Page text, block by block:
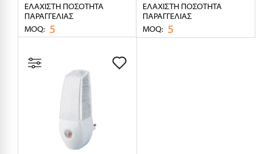
ΕΛΆΧΙΣΤΗ ΠΟΣΌΤΗΤΑ
ΠΑΡΑΓΓΕΛΊΑΣ
MOQ: 5
ΕΛΆΧΙΣΤΗ ΠΟΣΌΤΗΤΑ
ΠΑΡΑΓΓΕΛΊΑΣ
MOQ: 5